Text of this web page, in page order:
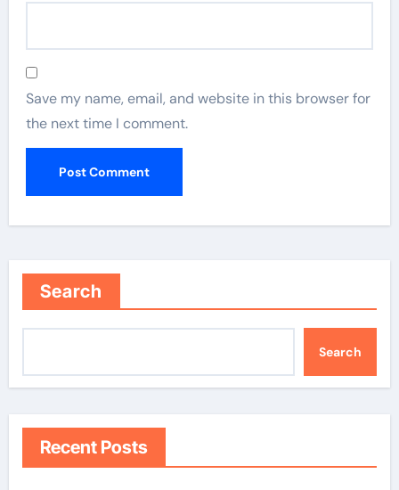
Save my name, email, and website in this browser for
the next time I comment.
Search
Search
Recent Posts